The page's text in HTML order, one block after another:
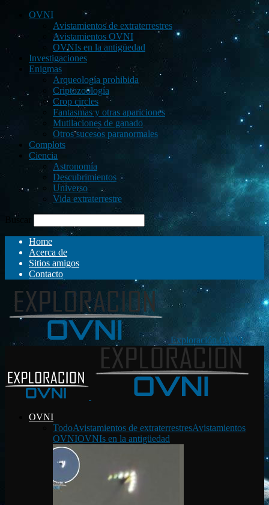
OVNI
Avistamientos de extraterrestres
Avistamientos OVNI
OVNIs en la antigüedad
Investigaciones
Enigmas
Arqueología prohibida
Criptozoología
Crop circles
Fantasmas y otras apariciones
Mutilaciones de ganado
Otros sucesos paranormales
Complots
Ciencia
Astronomía
Descubrimientos
Universo
Vida extraterrestre
Buscar
Home
Acerca de
Sitios amigos
Contacto
Exploración OVNI
OVNI
TodoAvistamientos de extraterrestresAvistamientos
OVNIOVNIs en la antigüedad